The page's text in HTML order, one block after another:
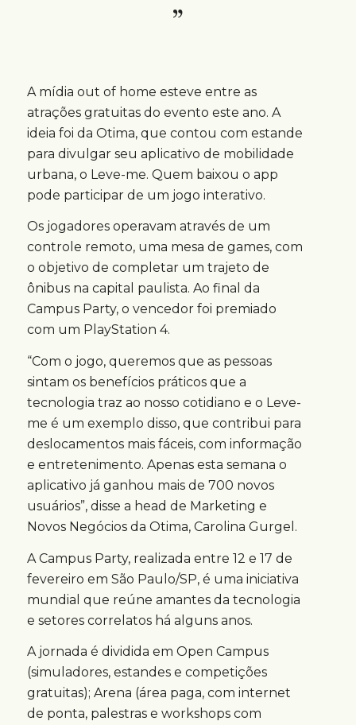
A mídia out of home esteve entre as
atrações gratuitas do evento este ano. A
ideia foi da Otima, que contou com estande
para divulgar seu aplicativo de mobilidade
urbana, o Leve-me. Quem baixou o app
pode participar de um jogo interativo.
Os jogadores operavam através de um
controle remoto, uma mesa de games, com
o objetivo de completar um trajeto de
ônibus na capital paulista. Ao final da
Campus Party, o vencedor foi premiado
com um PlayStation 4.
“Com o jogo, queremos que as pessoas
sintam os benefícios práticos que a
tecnologia traz ao nosso cotidiano e o Leve-
me é um exemplo disso, que contribui para
deslocamentos mais fáceis, com informação
e entretenimento. Apenas esta semana o
aplicativo já ganhou mais de 700 novos
usuários”, disse a head de Marketing e
Novos Negócios da Otima, Carolina Gurgel.
A Campus Party, realizada entre 12 e 17 de
fevereiro em São Paulo/SP, é uma iniciativa
mundial que reúne amantes da tecnologia
e setores correlatos há alguns anos.
A jornada é dividida em Open Campus
(simuladores, estandes e competições
gratuitas); Arena (área paga, com internet
de ponta, palestras e workshops com